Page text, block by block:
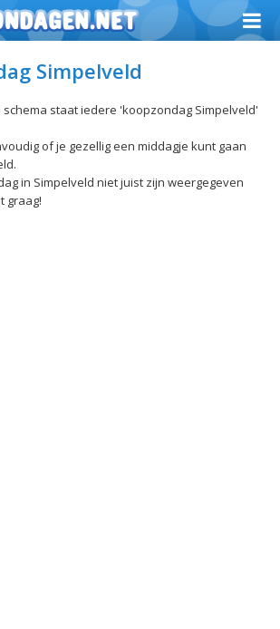
Simpelveld
staat iedere 'koopzondag Simpelveld'
of je gezellig een middagje kunt gaan
in Simpelveld niet juist zijn weergegeven
graag!